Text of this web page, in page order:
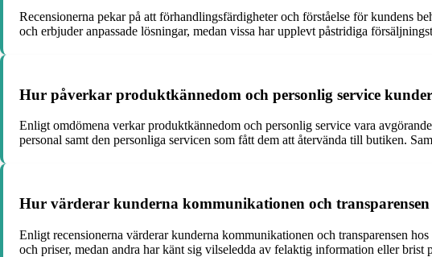
Recensionerna pekar på att förhandlingsfärdigheter och förståelse för kundens
och erbjuder anpassade lösningar, medan vissa har upplevt påstridiga
Hur påverkar produktkännedom och personlig service
Enligt omdömena verkar produktkännedom och personlig service vara
personal samt den personliga servicen som fått dem att återvända till butiken.
Hur värderar kunderna kommunikationen och
Enligt recensionerna värderar kunderna kommunikationen och transparensen
och priser, medan andra har känt sig vilseledda av felaktig information eller brist